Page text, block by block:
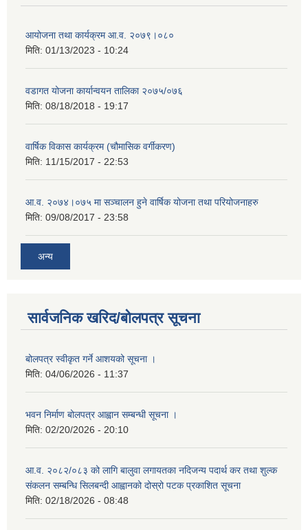
आयोजना तथा कार्यक्रम आ.व. २०७९।०८०
मिति: 01/13/2023 - 10:24
वडागत योजना कार्यान्वयन तालिका २०७५/०७६
मिति: 08/18/2018 - 19:17
वार्षिक विकास कार्यक्रम (चौमासिक वर्गीकरण)
मिति: 11/15/2017 - 22:53
आ.व. २०७४।०७५ मा सञ्चालन हुने वार्षिक योजना तथा परियोजनाहरु
मिति: 09/08/2017 - 23:58
अन्य
सार्वजनिक खरिद/बोलपत्र सूचना
बोलपत्र स्वीकृत गर्ने आशयको सूचना ।
मिति: 04/06/2026 - 11:37
भवन निर्माण बोलपत्र आह्वान सम्बन्धी सूचना ।
मिति: 02/20/2026 - 20:10
आ.व. २०८२/०८३ को लागि बालुवा लगायतका नदिजन्य पदार्थ कर तथा शुल्क
संकलन सम्बन्धि सिलबन्दी आह्वानको दोस्रो पटक प्रकाशित सूचना
मिति: 02/18/2026 - 08:48